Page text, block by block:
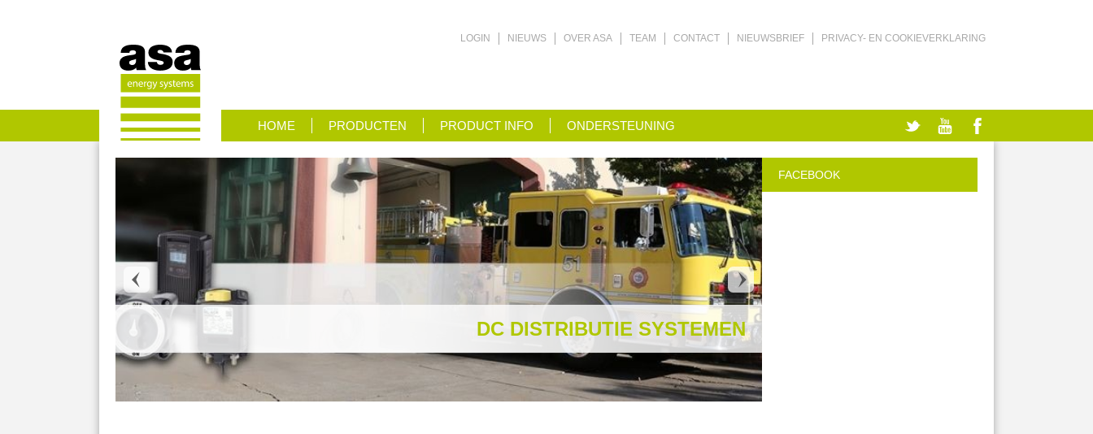
LOGIN NIEUWS OVER ASA TEAM CONTACT NIEUWSBRIEF PRIVACY- EN COOKIEVERKLARING
HOME PRODUCTEN PRODUCT INFO ONDERSTEUNING
DC DISTRIBUTIE SYSTEMEN
FACEBOOK